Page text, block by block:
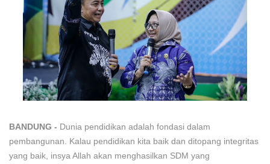
BANDUNG - Dunia pendidikan adalah fondasi dalam
pembangunan. Kalau pendidikan kita baik dan ditopang integritas
yang baik, insya Allah akan menghasilkan SDM yang